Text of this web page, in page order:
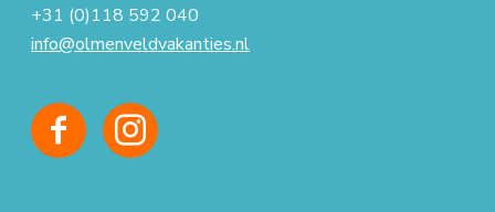
+31 (0)118 592 040
info@olmenveldvakanties.nl